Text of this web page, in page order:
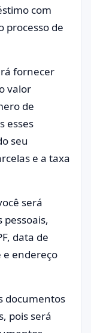
com
processo de
fornecer
valor
de
esses
seu
e a taxa
será
data de
endereço
documentos
pois será